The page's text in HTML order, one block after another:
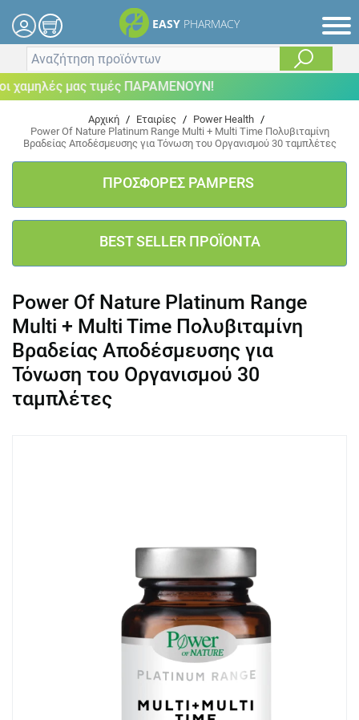
EASY PHARMACY
μας τιμές ΠΑΡΑΜΕΝΟΥΝ!
Αρχική / Εταιρίες / Power Health /
Power Of Nature Platinum Range Multi + Multi Time Πολυβιταμίνη
Βραδείας Αποδέσμευσης για Τόνωση του Οργανισμού 30 ταμπλέτες
ΠΡΟΣΦΟΡΕΣ PAMPERS
BEST SELLER ΠΡΟΪΟΝΤΑ
Power Of Nature Platinum Range
Multi + Multi Time Πολυβιταμίνη
Βραδείας Αποδέσμευσης για
Τόνωση του Οργανισμού 30
ταμπλέτες